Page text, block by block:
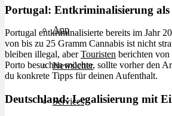
App
Newsletter
Services
Portugal: Entkriminalisierung
Portugal entkriminalisierte bereits im Jahr
von bis zu 25 Gramm Cannabis ist nicht
bleiben illegal, aberTouristen berichten von
Porto besuchen möchte, sollte vorher den
du konkrete Tipps für deinen Aufenthalt.
Deutschland: Legalisierung mit